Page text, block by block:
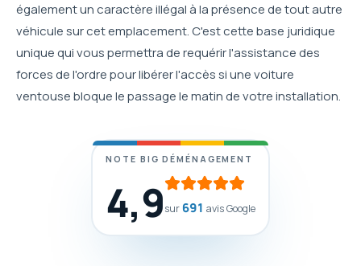
également un caractère illégal à la présence de tout autre
véhicule sur cet emplacement. C'est cette base juridique
unique qui vous permettra de requérir l'assistance des
forces de l'ordre pour libérer l'accès si une voiture
ventouse bloque le passage le matin de votre installation.
NOTE BIG DÉMÉNAGEMENT
4,9sur691 avis Google